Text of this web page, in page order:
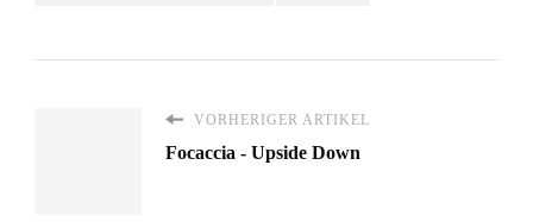
VORHERIGER ARTIKEL
Focaccia - Upside Down